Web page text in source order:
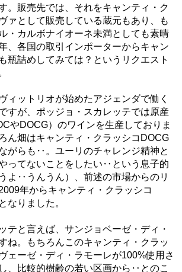
。販売先では、それをキャンティ・ク
ァとして販売している蔵元もあり、も
・カルボナイオーネ未満としても素晴
、各国の取引インポーターからキャン
瓶詰めしてみては？というリクエスト
ィットリオが始めたアジェンダで働く
すが、ポッジョ・スカレッテでは原産
やDOCG）のワインを生産しておりま
ん畑はキャンティ・クラッシコDOCG
がらも‥。ユーリのチャレンジ精神と
ってないことをしたい‥という息子的
よ‥うんうん）、前述の市場からのリ
年からキャンティ・クラッシコ
なりました。
テと言えば、サンジョベーゼ・ディ・
ね。もちろんこのキャンティ・クラッ
ェーゼ・ディ・ラモーレが100%使用さ
、比較的樹齢の若い区画から‥とのこ